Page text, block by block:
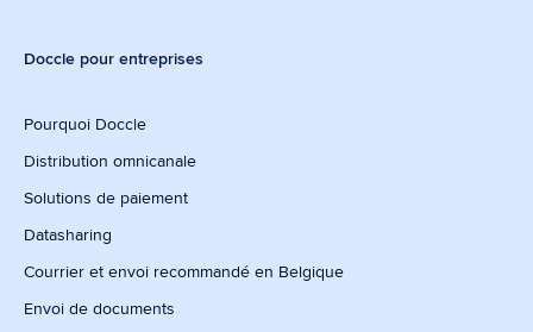
Doccle pour entreprises
Pourquoi Doccle
Distribution omnicanale
Solutions de paiement
Datasharing
Courrier et envoi recommandé en Belgique
Envoi de documents